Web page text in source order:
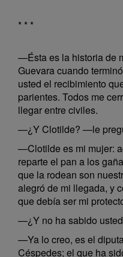
* * *
—Ésta es la historia de
Guevara cuando
usted el recibimiento
parientes. Todos me
llegar entre civiles.
—¿Y Clotilde? —le
—Clotilde es mi mujer:
reparte el pan a los
que la rodean son
alegró de mi llegada, y
que debía ser mi
—¿Y no ha sabido
—Ya lo creo, es el
Céspedes; el que ha